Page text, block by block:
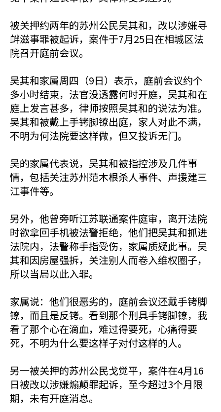
被关押约两年的苏州公民吴其和，改以涉嫌寻
衅滋事罪被起诉，案件于7月25日在相城区法
院召开庭前会议。
吴其和家属周四（9日）表示，庭前会议约个
多小时结束，法官没透露何时开庭，吴其和在
庭上发言甚多，律师按照吴其和的说法为准。
吴其和被戴上手铐脚镣出庭，家人对此不满，
不明为何法院要这样做，但又投诉无门。
吴的家属代表说，吴其和被指控涉及几件事
情，包括关注苏州范木根杀人事件、声援建三
江事件等。
另外，他曾旁听江苏联通案件庭审，离开法院
时欲拿回手机被法警拒绝，他们把吴其和抓进
法院内，法警称手指受伤，家属质疑此事。吴
其和因房屋强拆，关注别人而卷入维权圈子，
所以当局以此入罪。
家属说：他们很恶劣的，庭前会议还戴手铐脚
镣，而且是反铐。看到那个刑具手铐脚镣，我
看了那个心在滴血，难过得要死，心痛得要
死，不明为什么要这样子对付这样的人。
另一被关押的苏州公民戈觉平，案件在4月16
日被改以涉嫌煽颠罪起诉，至今超过3个月限
期，未有开庭消息。